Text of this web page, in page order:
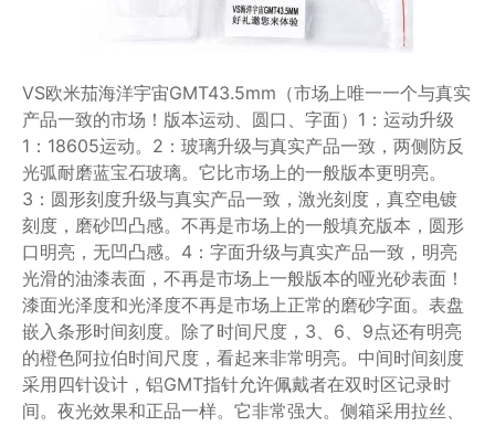
VS欧米茄海洋宇宙GMT43.5mm（市场上唯一一个与真实
产品一致的市场！版本运动、圆口、字面）1：运动升级
1：18605运动。2：玻璃升级与真实产品一致，两侧防反
光弧耐磨蓝宝石玻璃。它比市场上的一般版本更明亮。
3：圆形刻度升级与真实产品一致，激光刻度，真空电镀
刻度，磨砂凹凸感。不再是市场上的一般填充版本，圆形
口明亮，无凹凸感。4：字面升级与真实产品一致，明亮
光滑的油漆表面，不再是市场上一般版本的哑光砂表面！
漆面光泽度和光泽度不再是市场上正常的磨砂字面。表盘
嵌入条形时间刻度。除了时间尺度，3、6、9点还有明亮
的橙色阿拉伯时间尺度，看起来非常明亮。中间时间刻度
采用四针设计，铝GMT指针允许佩戴者在双时区记录时
间。夜光效果和正品一样。它非常强大。侧箱采用拉丝、